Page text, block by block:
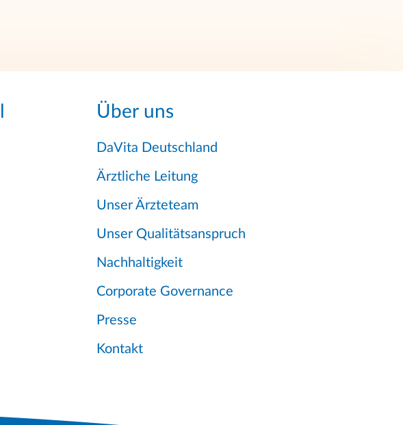
Über uns
DaVita Deutschland
Ärztliche Leitung
Unser Ärzteteam
Unser Qualitätsanspruch
Nachhaltigkeit
Corporate Governance
Presse
Kontakt